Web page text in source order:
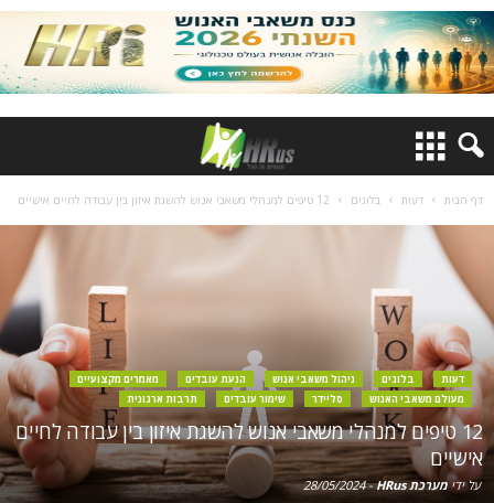
דף הבית דעות בלוגים 12 טיפים למנהלי משאבי אנוש להשגת איזון בין עבודה לחיים אישיים
דעות בלוגים ניהול משאבי אנוש הנעת עובדים
מאמרים מקצועיים
מעולם משאבי האנוש
סליידר שימור עובדים תרבות ארגונית
12 טיפים למנהלי משאבי אנוש להשגת איזון בין עבודה לחיים
אישיים
על ידימערכת HRus -
28/05/2024